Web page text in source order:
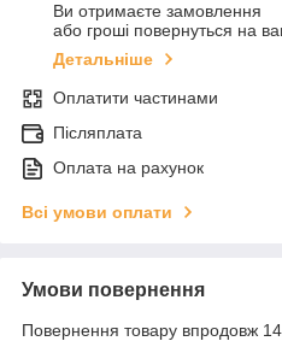
Ви отримаєте замовлення
або гроші повернуться на
Детальніше
Оплатити частинами
Післяплата
Оплата на рахунок
Всі умови оплати
Умови повернення
Повернення товару впродовж